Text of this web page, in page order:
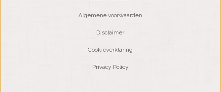
Algemene voorwaarden
Disclaimer
Cookieverklaring
Privacy Policy